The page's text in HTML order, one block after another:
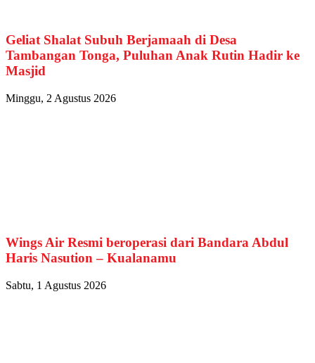
Geliat Shalat Subuh Berjamaah di Desa
Tambangan Tonga, Puluhan Anak Rutin Hadir ke
Masjid
Minggu, 2 Agustus 2026
Wings Air Resmi beroperasi dari Bandara Abdul
Haris Nasution – Kualanamu
Sabtu, 1 Agustus 2026